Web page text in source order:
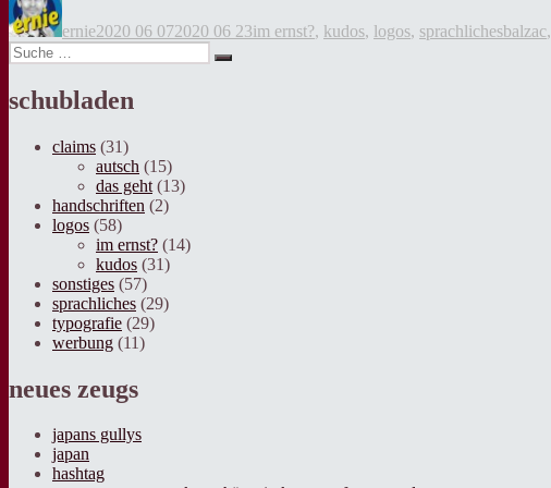
ernie2020 06 072020 06 23im ernst?, kudos, logos, sprachlichesbalzac,
Suche
nach:
Suche
schubladen
claims (31)
autsch (15)
das geht (13)
handschriften (2)
logos (58)
im ernst? (14)
kudos (31)
sonstiges (57)
sprachliches (29)
typografie (29)
werbung (11)
neues zeugs
japans gullys
japan
hashtag